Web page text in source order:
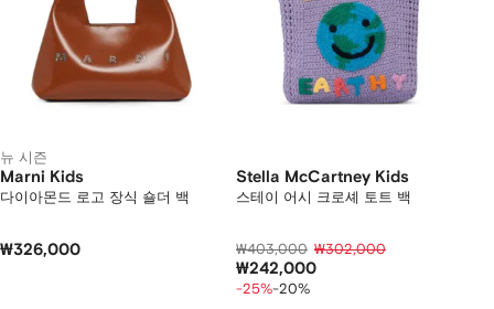
뉴 시즌
Marni Kids
다이아몬드 로고 장식 숄더 백
₩326,000
Stella McCartney Kids
스테이 어시 크로셰 토트 백
₩403,000 ₩302,000
₩242,000
-25%-20%